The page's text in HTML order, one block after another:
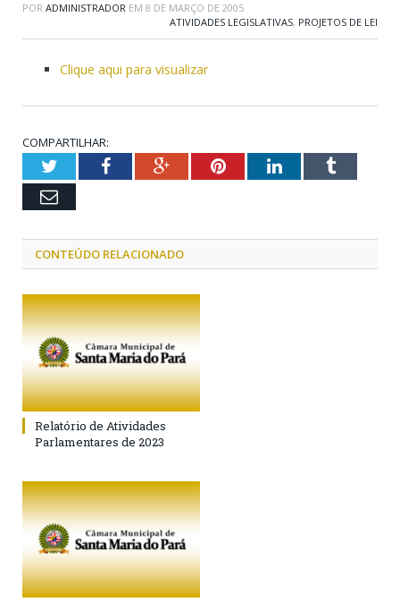
POR ADMINISTRADOR EM 8 DE MARÇO DE 2005
ATIVIDADES LEGISLATIVAS, PROJETOS DE LEI
Clique aqui para visualizar
COMPARTILHAR:
TwitterFacebookGoogle+PinterestLinkedInTumblr
Email
CONTEÚDO RELACIONADO
Relatório de Atividades
Parlamentares de 2023